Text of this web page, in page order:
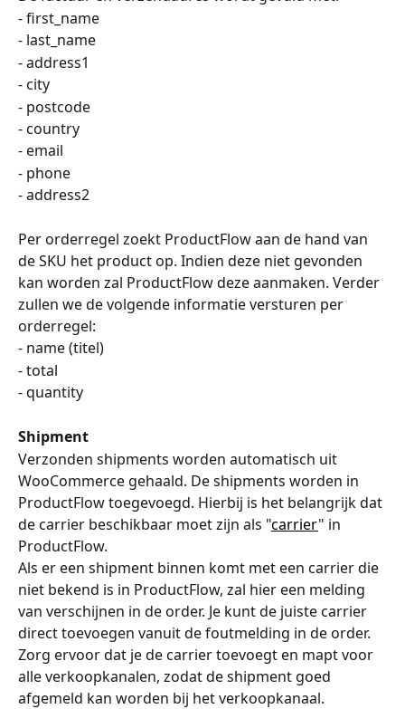
- first_name
- last_name
- address1
- city
- postcode
- country
- email
- phone
- address2
Per orderregel zoekt ProductFlow aan de hand van
de SKU het product op. Indien deze niet gevonden
kan worden zal ProductFlow deze aanmaken. Verder
zullen we de volgende informatie versturen per
orderregel:
- name (titel)
- total
- quantity
Shipment
Verzonden shipments worden automatisch uit
WooCommerce gehaald. De shipments worden in
ProductFlow toegevoegd. Hierbij is het belangrijk dat
de carrier beschikbaar moet zijn als "carrier" in
ProductFlow.
Als er een shipment binnen komt met een carrier die
niet bekend is in ProductFlow, zal hier een melding
van verschijnen in de order. Je kunt de juiste carrier
direct toevoegen vanuit de foutmelding in de order.
Zorg ervoor dat je de carrier toevoegt en mapt voor
alle verkoopkanalen, zodat de shipment goed
afgemeld kan worden bij het verkoopkanaal.